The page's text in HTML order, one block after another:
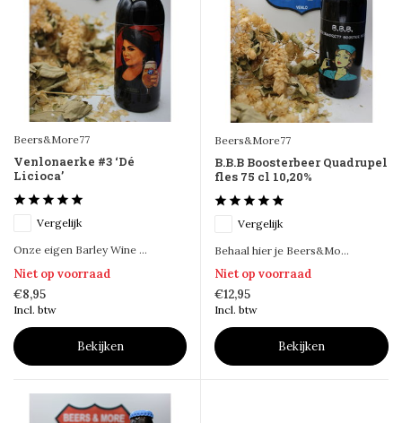
Beers&More77
Venlonaerke #3 ‘Dé
Licioca’
Vergelijk
Onze eigen Barley Wine ...
Niet op voorraad
€8,95
Incl. btw
Bekijken
Beers&More77
B.B.B Boosterbeer Quadrupel
fles 75 cl 10,20%
Vergelijk
Behaal hier je Beers&Mo...
Niet op voorraad
€12,95
Incl. btw
Bekijken